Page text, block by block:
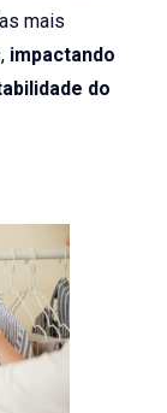
mais
impactando
do